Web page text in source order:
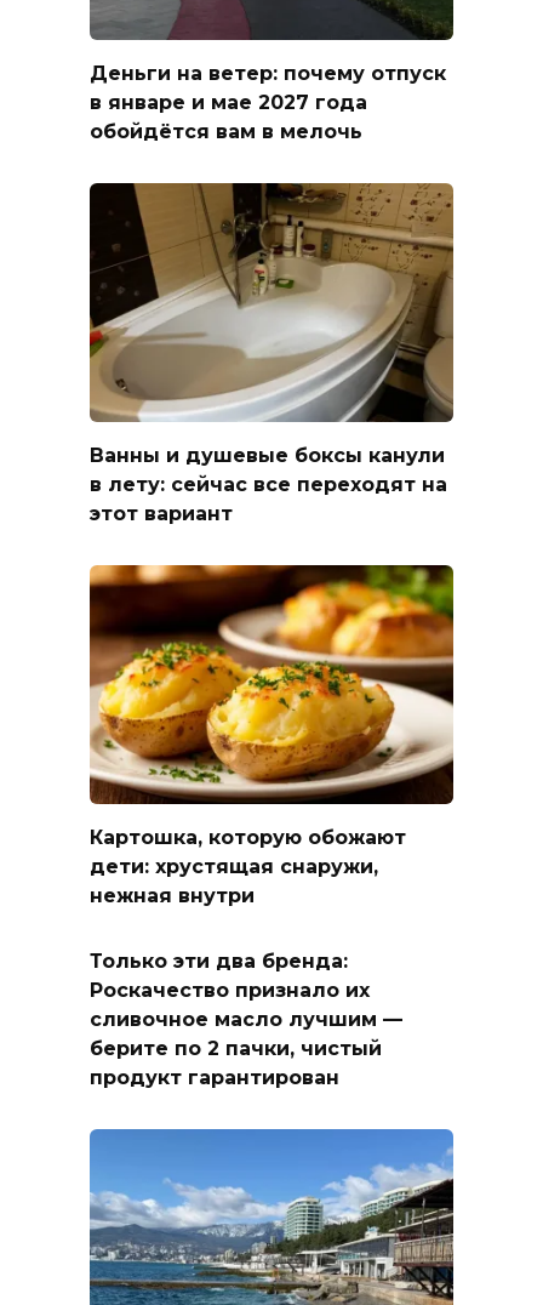
Деньги на ветер: почему отпуск
в январе и мае 2027 года
обойдётся вам в мелочь
Ванны и душевые боксы канули
в лету: сейчас все переходят на
этот вариант
Картошка, которую обожают
дети: хрустящая снаружи,
нежная внутри
Только эти два бренда:
Роскачество признало их
сливочное масло лучшим —
берите по 2 пачки, чистый
продукт гарантирован